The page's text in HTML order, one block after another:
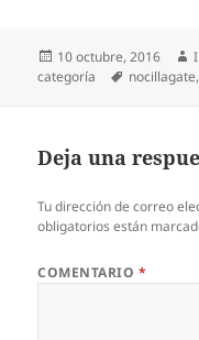
Publicado
el
10 octubre, 2016
categoría
Etiquetas
nocillagate
Deja una
Tu dirección de correo
obligatorios están
COMENTARIO *